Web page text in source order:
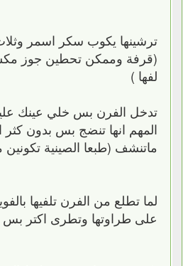
ترشينها يكوب سكر اسمر
(قرفة وممكن تحطين جوز
لفها )
تدخل الفرن بس خلي عينك
المهم انها تنضج بس بدون كثر
ماتنشف (طبعا الصينية تكونين
لما تطلع من الفرن تلفيها
على طراوتها وتطرى اكتر بس لمدة 5